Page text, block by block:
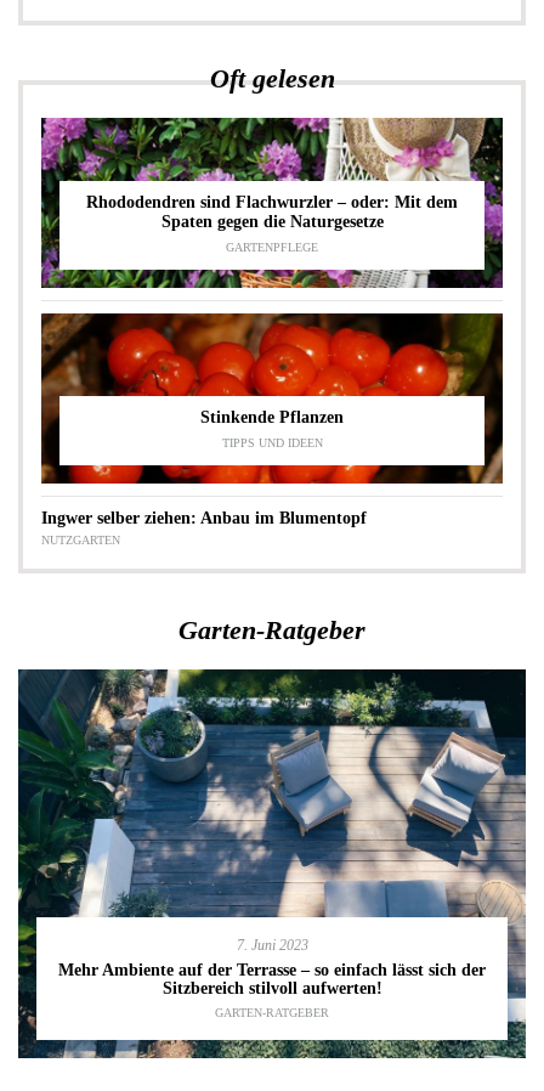
Oft gelesen
Rhododendren sind Flachwurzler – oder: Mit dem
Spaten gegen die Naturgesetze
GARTENPFLEGE
Stinkende Pflanzen
TIPPS UND IDEEN
Ingwer selber ziehen: Anbau im Blumentopf
NUTZGARTEN
Garten-Ratgeber
7. Juni 2023
Mehr Ambiente auf der Terrasse – so einfach lässt sich der
Sitzbereich stilvoll aufwerten!
GARTEN-RATGEBER